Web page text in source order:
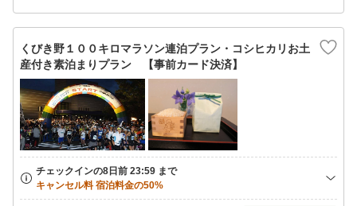
くびき野１００キロマラソン連泊プラン・コシヒカリお土
産付き素泊まりプラン 【事前カード決済】